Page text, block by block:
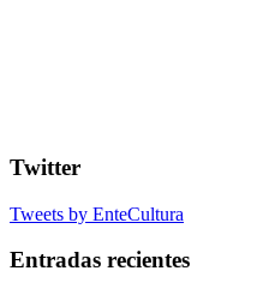
Twitter
Tweets by EnteCultura
Entradas recientes